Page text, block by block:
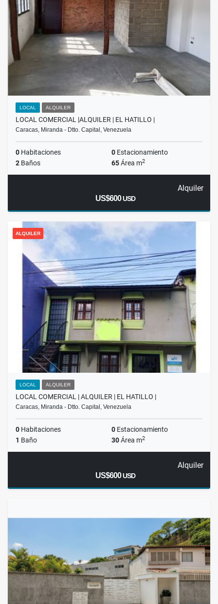
LOCAL ALQUILER
LOCAL COMERCIAL |ALQUILER | EL HATILLO |
Caracas, Miranda - Dtto. Capital, Venezuela
0 Habitaciones 0 Estacionamiento
2 Baños 65Área m2
Alquiler
US$600USD
ALQUILER
LOCAL ALQUILER
LOCAL COMERCIAL | ALQUILER | EL HATILLO |
Caracas, Miranda - Dtto. Capital, Venezuela
0 Habitaciones 0 Estacionamiento
1 Baño 30Área m2
Alquiler
US$600USD